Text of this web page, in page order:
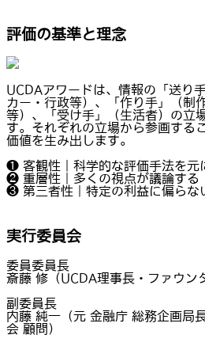
評価の基準と理念
UCDAアワードは、情報の「送り
カー・行政等）、「作り手」（制
等）、「受け手」（生活者）の立
す。それぞれの立場から参画する
価値を生み出します。
❶ 客観性｜科学的な評価手法を元
❷ 重層性｜多くの視点が議論する
❸ 第三者性｜特定の利益に偏らな
実行委員会
委員委員長
斎藤 修（UCDA理事長・ファウン
副委員長
内藤 純一（元 金融庁 総務企画局
会 顧問）